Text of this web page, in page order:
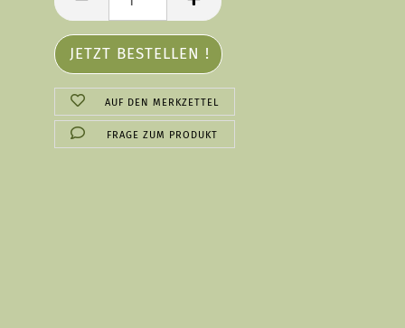
AUF DEN MERKZETTEL
FRAGE ZUM PRODUKT